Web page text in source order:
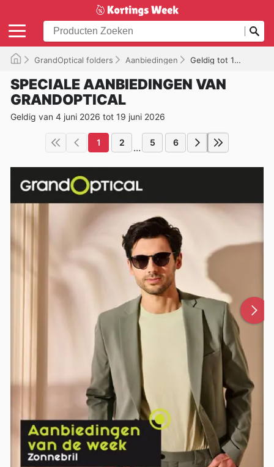
GrandOptical folders Aanbiedingen Geldig tot 19/06/2026
SPECIALE AANBIEDINGEN VAN
GRANDOPTICAL
Geldig van 4 juni 2026 tot 19 juni 2026
1 2 ... 5 6